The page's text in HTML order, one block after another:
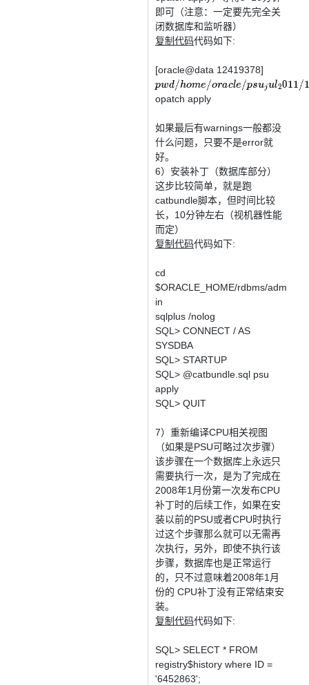
即可（注意：一定要先完全关
闭数据库和监听器）
复制代码代码如下:
[oracle@data 12419378]
pwd/home/oracle/psujul2011/
opatch apply
如果最后有warnings一般都没
什么问题，只要不是error就
好。
6）安装补丁（数据库部分）
这步比较简单，就是跑
catbundle脚本，但时间比较
长，10分钟左右（视机器性能
而定）
复制代码代码如下:
cd
$ORACLE_HOME/rdbms/adm
in
sqlplus /nolog
SQL> CONNECT / AS
SYSDBA
SQL> STARTUP
SQL> @catbundle.sql psu
apply
SQL> QUIT
7）重新编译CPU相关视图
（如果是PSU可略过次步骤）
该步骤在一个数据库上永远只
需要执行一次，是为了完成在
2008年1月份第一次发布CPU
补丁时的后续工作，如果在安
装以前的PSU或者CPU时执行
过这个步骤那么就可以无需再
次执行，另外，即使不执行该
步骤，数据库也是正常运行
的，只不过意味着2008年1月
份的 CPU补丁没有正常结束安
装。
复制代码代码如下:
SQL> SELECT * FROM
registry$history where ID =
'6452863';